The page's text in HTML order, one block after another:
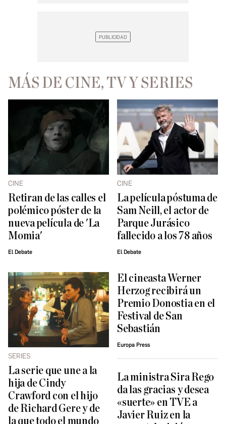
MÁS DE CINE, TV Y SERIES
CINE
Retiran de las calles el
polémico póster de la
nueva película de 'La
Momia'
El Debate
CINE
La película póstuma de
Sam Neill, el actor de
Parque Jurásico
fallecido a los 78 años
El Debate
SERIES
La serie que une a la
hija de Cindy
Crawford con el hijo
de Richard Gere y de
la que todo el mundo
El cineasta Werner
Herzog recibirá un
Premio Donostia en el
Festival de San
Sebastián
Europa Press
La ministra Sira Rego
da las gracias y desea
«suerte» en TVE a
Javier Ruiz en la